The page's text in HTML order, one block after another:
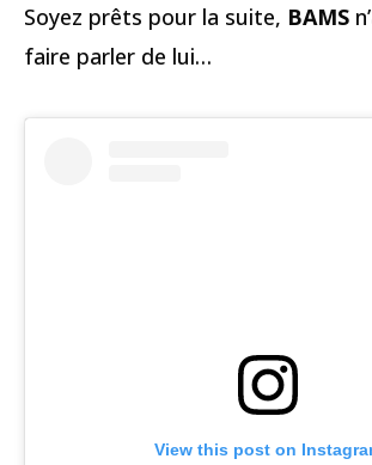
Soyez prêts pour la suite, BAMS
faire parler de lui…
View this post on